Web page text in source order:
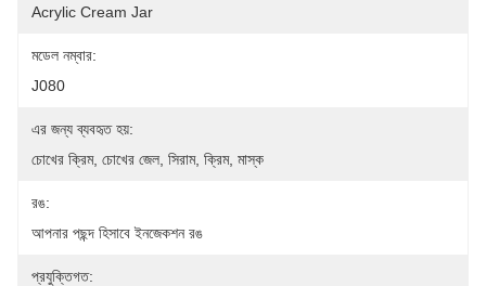
Acrylic Cream Jar
মডেল নম্বার:
J080
এর জন্য ব্যবহৃত হয়:
চোখের ক্রিম, চোখের জেল, সিরাম, ক্রিম, মাস্ক
রঙ:
আপনার পছন্দ হিসাবে ইনজেকশন রঙ
প্রযুক্তিগত: